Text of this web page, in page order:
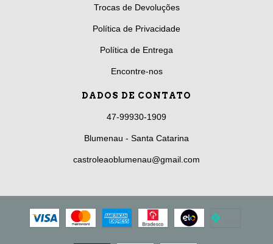
Trocas de Devoluções
Política de Privacidade
Política de Entrega
Encontre-nos
DADOS DE CONTATO
47-99930-1909
Blumenau - Santa Catarina
castroleaoblumenau@gmail.com